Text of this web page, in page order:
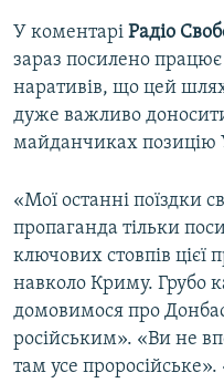
У коментарі Радіо
зараз посилено
наративів, що цей
дуже важливо
майданчиках позицію
«Мої останні поїздки
пропаганда тільки
ключових стовпів цієї
навколо Криму. Грубо
домовимося про
російським». «Ви не
там усе